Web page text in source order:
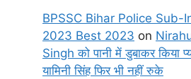
BPSSC Bihar Police Sub-
2023 Best 2023 on
Singh को पानी में डुबाकर किया
यामिनी सिंह फिर भी नहीं रुके